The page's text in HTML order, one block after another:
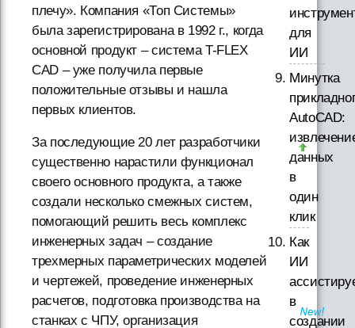
плечу». Компания «Топ Системы»
была зарегистрирована в 1992 г., когда
основной продукт – система T-FLEX
CAD – уже получила первые
положительные отзывы и нашла
первых клиентов.
За последующие 20 лет разработчики
существенно нарастили функционал
своего основного продукта, а также
создали несколько смежных систем,
помогающий решить весь комплекс
инженерных задач – создание
трехмерных параметрических моделей
и чертежей, проведение инженерных
расчетов, подготовка производства на
станках с ЧПУ, организация
для
ИИ
Минутка
AutoCAD:
данных
в
один
клик
Как
ИИ
в
создании